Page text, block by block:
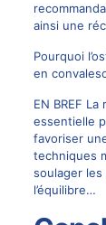
ainsi une
Pourquoi
en
EN BREF
essentielle
favoriser
techniques
soulager
l’équilibre…